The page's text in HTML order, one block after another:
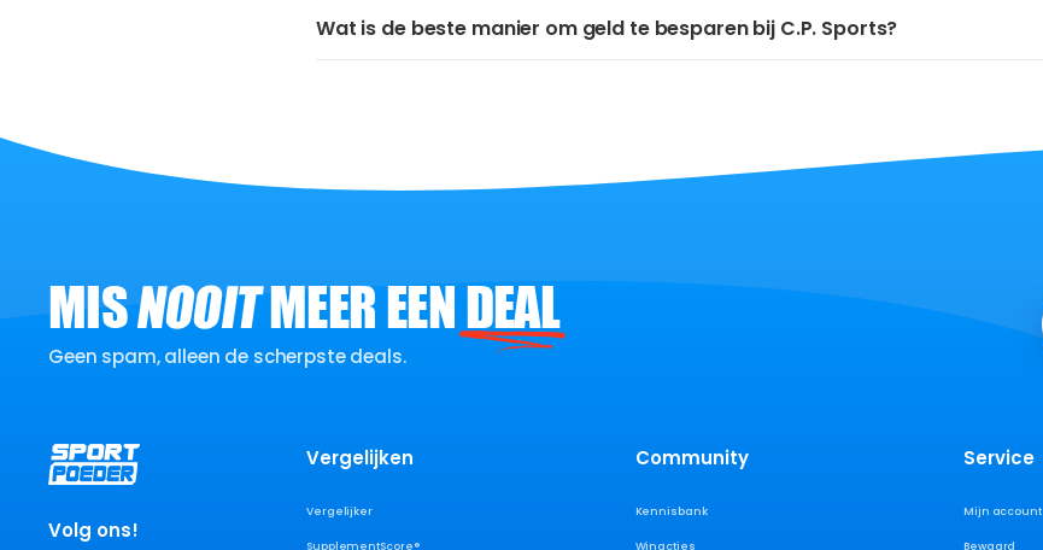
Wat is de beste manier om geld te besparen bij C.P. Sports?
MISNOOITMEER EENDEAL
Geen spam, alleen de scherpste deals.
Volg ons!
Vergelijken
Vergelijker
SupplementScore®
Community
Kennisbank
Winacties
Service
Mijn account
Bewaard